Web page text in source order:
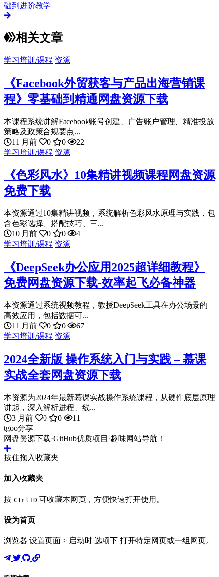
础到进阶教学
相关文章
学习培训/课程 资源
《Facebook外贸获客与产品出海营销课
程》零基础到精通网盘资源下载
本课程系统讲解Facebook账号创建、广告账户管理、精准投放
策略及政策合规要点...
11 月前
0 0
22
学习培训/课程 资源
《色彩风水》10集精讲视频课程网盘资源
免费下载
本资源通过10集精讲视频，系统解析色彩风水原理与实践，包
含色彩选择、搭配技巧、三...
10 月前
0 0
4
学习培训/课程 资源
《DeepSeek办公应用2025超详细教程》
免费网盘资源下载-效率起飞必备神器
本资源通过系统视频教程，教授DeepSeek工具在办公场景的
高效应用，包括数据可...
11 月前
0 0
67
学习培训/课程 资源
2024全新版 操作系统入门与实践 – 慕课
实战全套网盘资源下载
本资源为2024年最新慕课实战操作系统课程，从硬件底层原理
讲起，深入解析进程、线...
3 月前
0 0
11
tgoo分享
网盘资源下载·GitHub优质项目·趣味网站导航！
按住拖入收藏夹
加入收藏夹
按 Ctrl+D 可收藏本网页，方便快速打开使用。
设为首页
浏览器 设置页面 > 启动时 选项下 打开特定网页或一组网页。